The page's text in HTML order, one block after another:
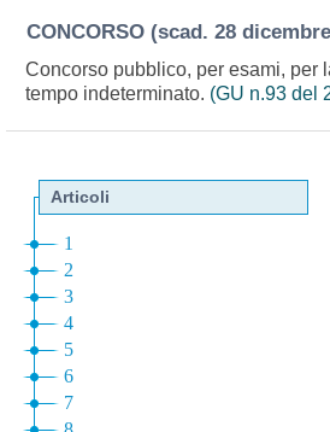
CONCORSO (scad. 28
Concorso pubblico, per esami, per
tempo indeterminato. (GU n.93 del